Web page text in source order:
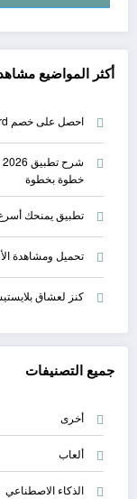
أكثر المواضيع
احصل على خصم RedotPay Card كوبونات حصرية
خطوة بخطوة
تطبيق يمنحك
تحميل ومشاهدة
كنز لعشاق
جميع التصنيفات
أخرى
ألعاب
الذكاء الاصطناعي